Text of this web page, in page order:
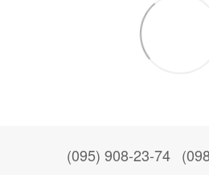
(095) 908-23-74